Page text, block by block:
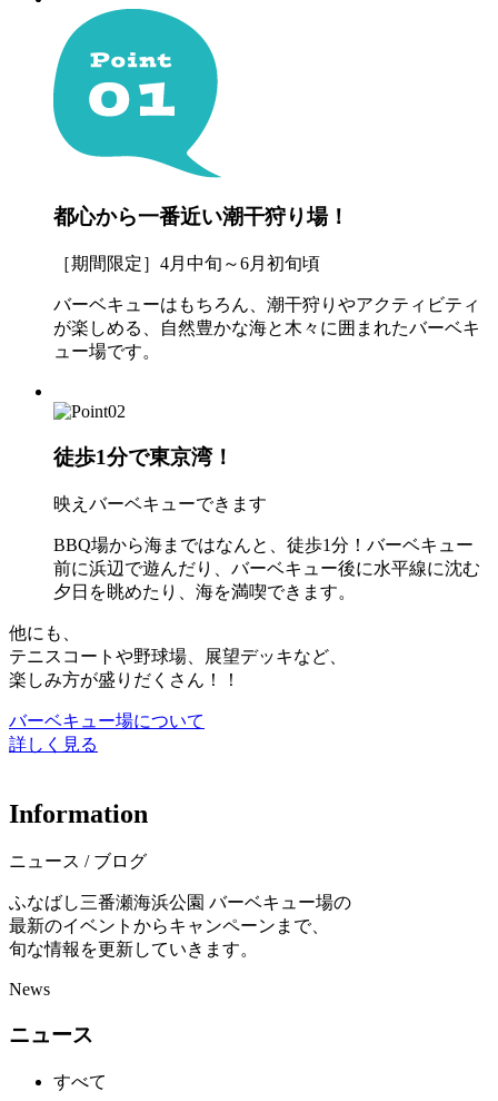
都心から一番近い潮干狩り場！
［期間限定］4月中旬～6月初旬頃
バーベキューはもちろん、潮干狩りやアクティビティ
が楽しめる、自然豊かな海と木々に囲まれたバーベキ
ュー場です。
徒歩1分で東京湾！
映えバーベキューできます
BBQ場から海まではなんと、徒歩1分！バーベキュー
前に浜辺で遊んだり、バーベキュー後に水平線に沈む
夕日を眺めたり、海を満喫できます。
他にも、
テニスコートや野球場、展望デッキなど、
楽しみ方が盛りだくさん！！
バーベキュー場について
詳しく見る
Information
ニュース / ブログ
ふなばし三番瀬海浜公園 バーベキュー場の
最新のイベントからキャンペーンまで、
旬な情報を更新していきます。
News
ニュース
すべて